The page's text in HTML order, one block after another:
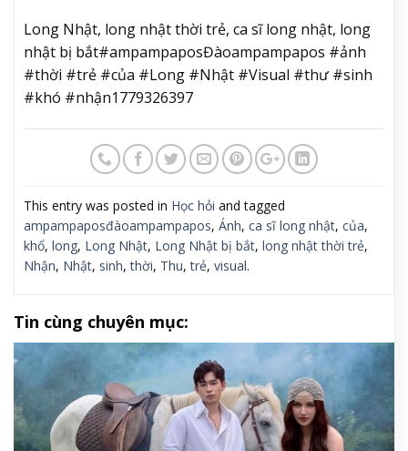
Long Nhật, long nhật thời trẻ, ca sĩ long nhật, long
nhật bị bắt#ampampaposĐàoampampapos #ảnh
#thời #trẻ #của #Long #Nhật #Visual #thư #sinh
#khó #nhận1779326397
This entry was posted in Học hỏi and tagged
ampampaposđàoampampapos, Ánh, ca sĩ long nhật, của,
khổ, long, Long Nhật, Long Nhật bị bắt, long nhật thời trẻ,
Nhận, Nhật, sinh,thời, Thu,trẻ, visual.
Tin cùng chuyên mục: